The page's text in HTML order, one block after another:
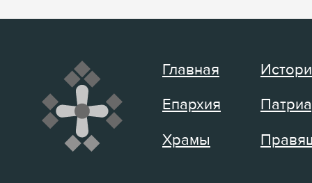
Главная
Епархия
Храмы